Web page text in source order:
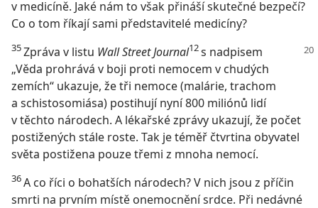
v medicíně. Jaké nám to však přináší skutečné bezpečí?
Co o tom říkají sami představitelé medicíny?
35Zpráva v listu Wall Street Journal12s nadpisem
„Věda prohrává v boji proti nemocem v chudých
zemích“ ukazuje, že tři nemoce (malárie, trachom
a schistosomiása) postihují nyní 800 miliónů lidí
v těchto národech. A lékařské zprávy ukazují, že počet
postižených stále roste. Tak je téměř čtvrtina obyvatel
světa postižena pouze třemi z mnoha nemocí.
36A co říci o bohatších národech? V nich jsou z příčin
smrti na prvním místě onemocnění srdce. Při nedávné